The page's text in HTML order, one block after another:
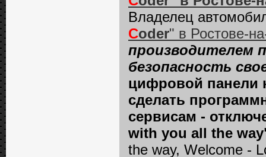
Владелец
Coder" в Ростове-
производителем
безопасность
цифровой панели
сделать
сервисам -
with you all the
the way, Welcome -